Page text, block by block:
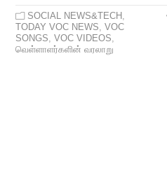
SOCIAL NEWS&TECH ,
TODAY VOC NEWS,VOC
SONGS,VOC VIDEOS,
வெள்ளாளர்களின் வரலாறு